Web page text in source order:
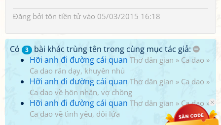
Đăng bởi tôn tiền tửvào 05/03/2015 16:18
Có 3
bài khác trùng tên trong cùng mục tác giả:
Hỡi anh đi đường cái quan Thơ dân gian » Ca dao »
Ca dao răn dạy, khuyên nhủ
Hỡi anh đi đường cái quan Thơ dân gian » Ca dao »
Ca dao về hôn nhân, vợ chồng
Hỡi anh đi đường cái quan Thơ dân gian » Ca dao »
Ca dao về tình yêu, đôi lứa